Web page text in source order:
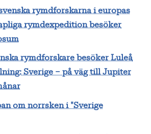
rymdforskarna i europas
rymdexpedition besöker
rymdforskare besöker Luleå
Sverige – på väg till Jupiter
om norrsken i "Sverige